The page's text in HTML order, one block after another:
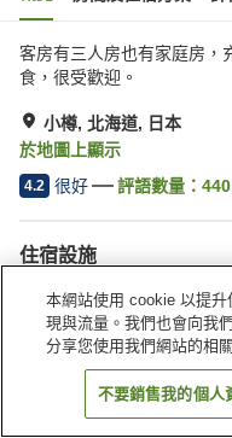
客房有三人房也有家庭房，
食，很受歡迎。
小樽, 北海道, 日本
於地圖上顯示
4.2 很好 評語數量： 440
住宿設施
停車場
餐廳
本網站使用 cookie 以提
現與流量。我們也會向我
分享您使用我們網站的相
不要銷售我的個人